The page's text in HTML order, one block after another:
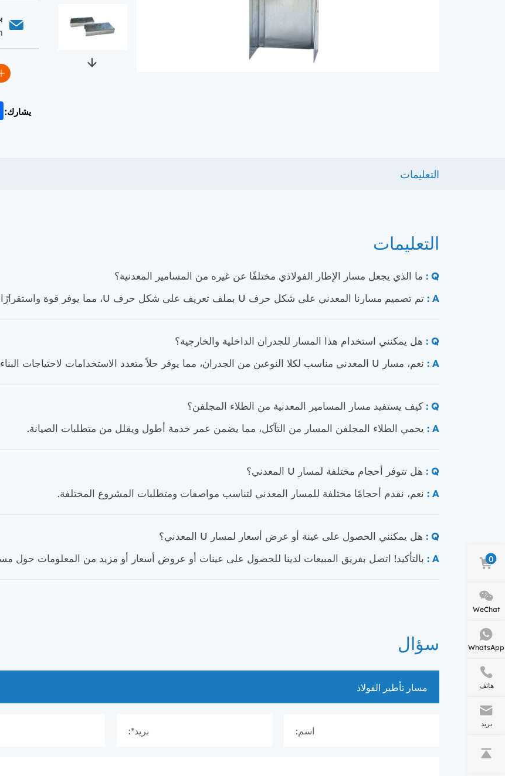
يشارك:
التعليمات
التعليمات
Q : ما الذي يجعل مسار الإطار الفولاذي مختلفًا عن غيره من المسامير المعدنية؟
A : تم تصميم مسارنا المعدني على شكل حرف U بملف تعريف على شكل حرف U، مما يوفر قوة واستقرارًا أكبر في تطبيقات الإطار.
Q : هل يمكنني استخدام هذا المسار للجدران الداخلية والخارجية؟
A : نعم، مسار U المعدني مناسب لكلا النوعين من الجدران، مما يوفر حلاً متعدد الاستخدامات لاحتياجات البناء المختلفة.
Q : كيف يستفيد مسار المسامير المعدنية من الطلاء المجلفن؟
A : يحمي الطلاء المجلفن المسار من التآكل، مما يضمن عمر خدمة أطول ويقلل من متطلبات الصيانة.
Q : هل تتوفر أحجام مختلفة لمسار U المعدني؟
A : نعم، نقدم أحجامًا مختلفة للمسار المعدني لتناسب مواصفات ومتطلبات المشروع المختلفة.
Q : هل يمكنني الحصول على عينة أو عرض أسعار لمسار U المعدني؟
A : بالتأكيد! اتصل بفريق المبيعات لدينا للحصول على عينات أو عروض أسعار أو مزيد من المعلومات حول
سؤال
اسم: بريد*:
0
WeChat
WhatsApp
هاتف
بريد